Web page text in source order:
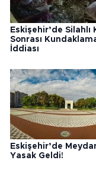
Eskişehir’de Silahlı
Sonrası
İddiası
Eskişehir’de
Yasak Geldi!